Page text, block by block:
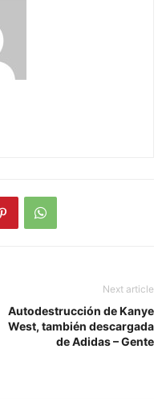
Next article
Autodestrucción de Kanye
West, también descargada
de Adidas – Gente